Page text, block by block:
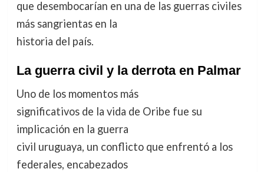
que desembocarían en una de las guerras civiles
más sangrientas en la
historia del país.
La guerra civil y la derrota en Palmar
Uno de los momentos más
significativos de la vida de Oribe fue su
implicación en la guerra
civil uruguaya, un conflicto que enfrentó a los
federales, encabezados